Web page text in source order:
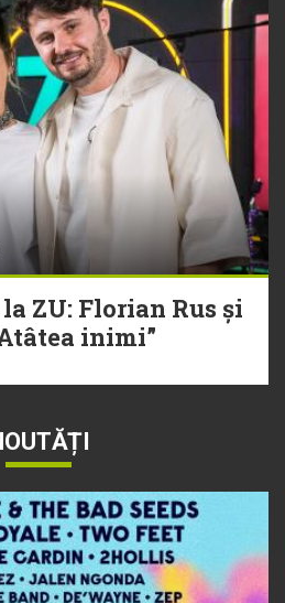
ZU: Florian Rus și
inimi”